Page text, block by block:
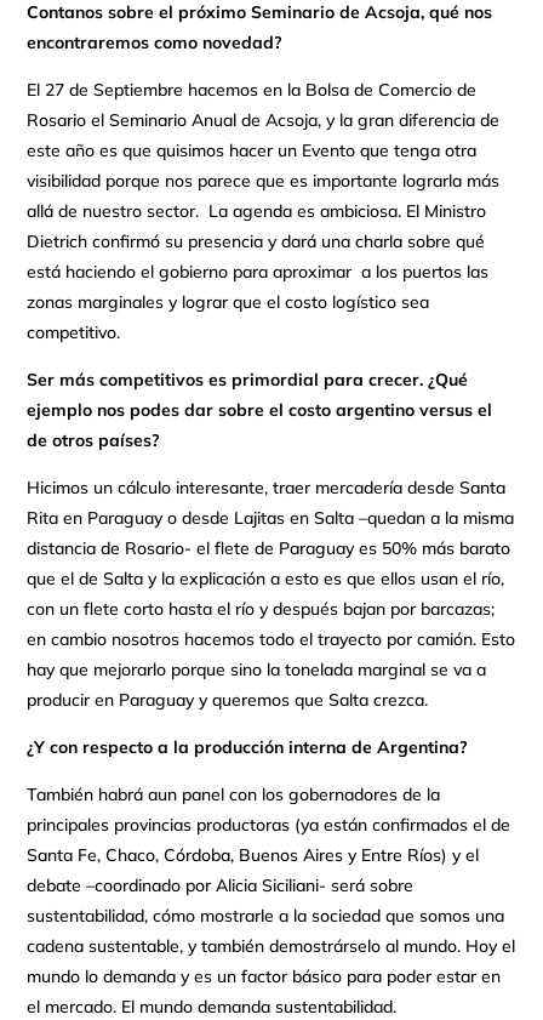
Contanos sobre el próximo Seminario de Acsoja, qué nos
encontraremos como novedad?
El 27 de Septiembre hacemos en la Bolsa de Comercio de
Rosario el Seminario Anual de Acsoja, y la gran diferencia de
este año es que quisimos hacer un Evento que tenga otra
visibilidad porque nos parece que es importante lograrla más
allá de nuestro sector. La agenda es ambiciosa. El Ministro
Dietrich confirmó su presencia y dará una charla sobre qué
está haciendo el gobierno para aproximar a los puertos las
zonas marginales y lograr que el costo logístico sea
competitivo.
Ser más competitivos es primordial para crecer. ¿Qué
ejemplo nos podes dar sobre el costo argentino versus el
de otros países?
Hicimos un cálculo interesante, traer mercadería desde Santa
Rita en Paraguay o desde Lajitas en Salta –quedan a la misma
distancia de Rosario- el flete de Paraguay es 50% más barato
que el de Salta y la explicación a esto es que ellos usan el río,
con un flete corto hasta el río y después bajan por barcazas;
en cambio nosotros hacemos todo el trayecto por camión. Esto
hay que mejorarlo porque sino la tonelada marginal se va a
producir en Paraguay y queremos que Salta crezca.
¿Y con respecto a la producción interna de Argentina?
También habrá aun panel con los gobernadores de la
principales provincias productoras (ya están confirmados el de
Santa Fe, Chaco, Córdoba, Buenos Aires y Entre Ríos) y el
debate –coordinado por Alicia Siciliani- será sobre
sustentabilidad, cómo mostrarle a la sociedad que somos una
cadena sustentable, y también demostrárselo al mundo. Hoy el
mundo lo demanda y es un factor básico para poder estar en
el mercado. El mundo demanda sustentabilidad.